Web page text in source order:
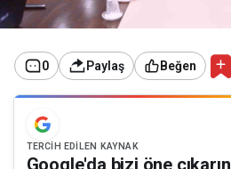
0 Paylaş Beğen
TERCIH EDILEN KAYNAK